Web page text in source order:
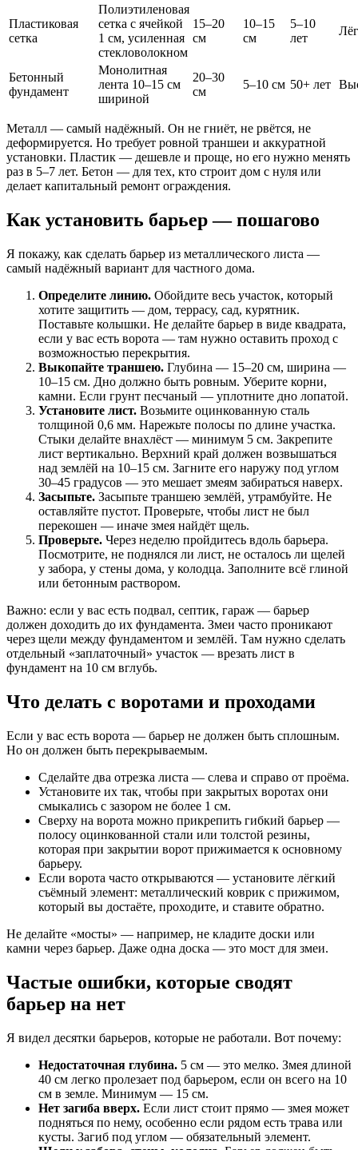
Пластиковая
сетка
Полиэтиленовая
сетка с ячейкой
1 см, усиленная
стекловолокном
15–20
см
10–15
см
5–10
лет
Бетонный
фундамент
Монолитная
лента 10–15 см
шириной
20–30
см
5–10 см 50+ лет
Металл — самый надёжный. Он не гниёт, не рвётся, не
деформируется. Но требует ровной траншеи и аккуратной
установки. Пластик — дешевле и проще, но его нужно менять
раз в 5–7 лет. Бетон — для тех, кто строит дом с нуля или
делает капитальный ремонт ограждения.
Как установить барьер — пошагово
Я покажу, как сделать барьер из металлического листа —
самый надёжный вариант для частного дома.
Определите линию. Обойдите весь участок, который
хотите защитить — дом, террасу, сад, курятник.
Поставьте колышки. Не делайте барьер в виде квадрата,
если у вас есть ворота — там нужно оставить проход с
возможностью перекрытия.
Выкопайте траншею. Глубина — 15–20 см, ширина —
10–15 см. Дно должно быть ровным. Уберите корни,
камни. Если грунт песчаный — уплотните дно лопатой.
Установите лист. Возьмите оцинкованную сталь
толщиной 0,6 мм. Нарежьте полосы по длине участка.
Стыки делайте внахлёст — минимум 5 см. Закрепите
лист вертикально. Верхний край должен возвышаться
над землёй на 10–15 см. Загните его наружу под углом
30–45 градусов — это мешает змеям забираться наверх.
Засыпьте. Засыпьте траншею землёй, утрамбуйте. Не
оставляйте пустот. Проверьте, чтобы лист не был
перекошен — иначе змея найдёт щель.
Проверьте. Через неделю пройдитесь вдоль барьера.
Посмотрите, не поднялся ли лист, не осталось ли щелей
у забора, у стены дома, у колодца. Заполните всё глиной
или бетонным раствором.
Важно: если у вас есть подвал, септик, гараж — барьер
должен доходить до их фундамента. Змеи часто проникают
через щели между фундаментом и землёй. Там нужно сделать
отдельный «заплаточный» участок — врезать лист в
фундамент на 10 см вглубь.
Что делать с воротами и проходами
Если у вас есть ворота — барьер не должен быть сплошным.
Но он должен быть перекрываемым.
Сделайте два отрезка листа — слева и справо от проёма.
Установите их так, чтобы при закрытых воротах они
смыкались с зазором не более 1 см.
Сверху на ворота можно прикрепить гибкий барьер —
полосу оцинкованной стали или толстой резины,
которая при закрытии ворот прижимается к основному
барьеру.
Если ворота часто открываются — установите лёгкий
съёмный элемент: металлический коврик с прижимом,
который вы достаёте, проходите, и ставите обратно.
Не делайте «мосты» — например, не кладите доски или
камни через барьер. Даже одна доска — это мост для змеи.
Частые ошибки, которые сводят
барьер на нет
Я видел десятки барьеров, которые не работали. Вот почему:
Недостаточная глубина. 5 см — это мелко. Змея длиной
40 см легко пролезает под барьером, если он всего на 10
см в земле. Минимум — 15 см.
Нет загиба вверх. Если лист стоит прямо — змея может
подняться по нему, особенно если рядом есть трава или
кусты. Загиб под углом — обязательный элемент.